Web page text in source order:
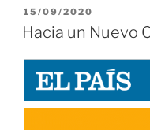
PUBLICADO
EL
15/09/2020
Hacia un Nuevo